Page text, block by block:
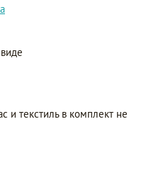
и текстиль в комплект не